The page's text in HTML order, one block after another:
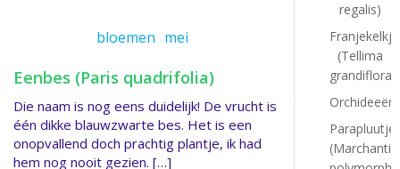
bloemen mei
Eenbes (Paris quadrifolia)
Die naam is nog eens duidelijk! De vrucht is
één dikke blauwzwarte bes. Het is een
onopvallend doch prachtig plantje, ik had
hem nog nooit gezien. […]
regalis)
(Tellima
grandiflora)
(Marchantia